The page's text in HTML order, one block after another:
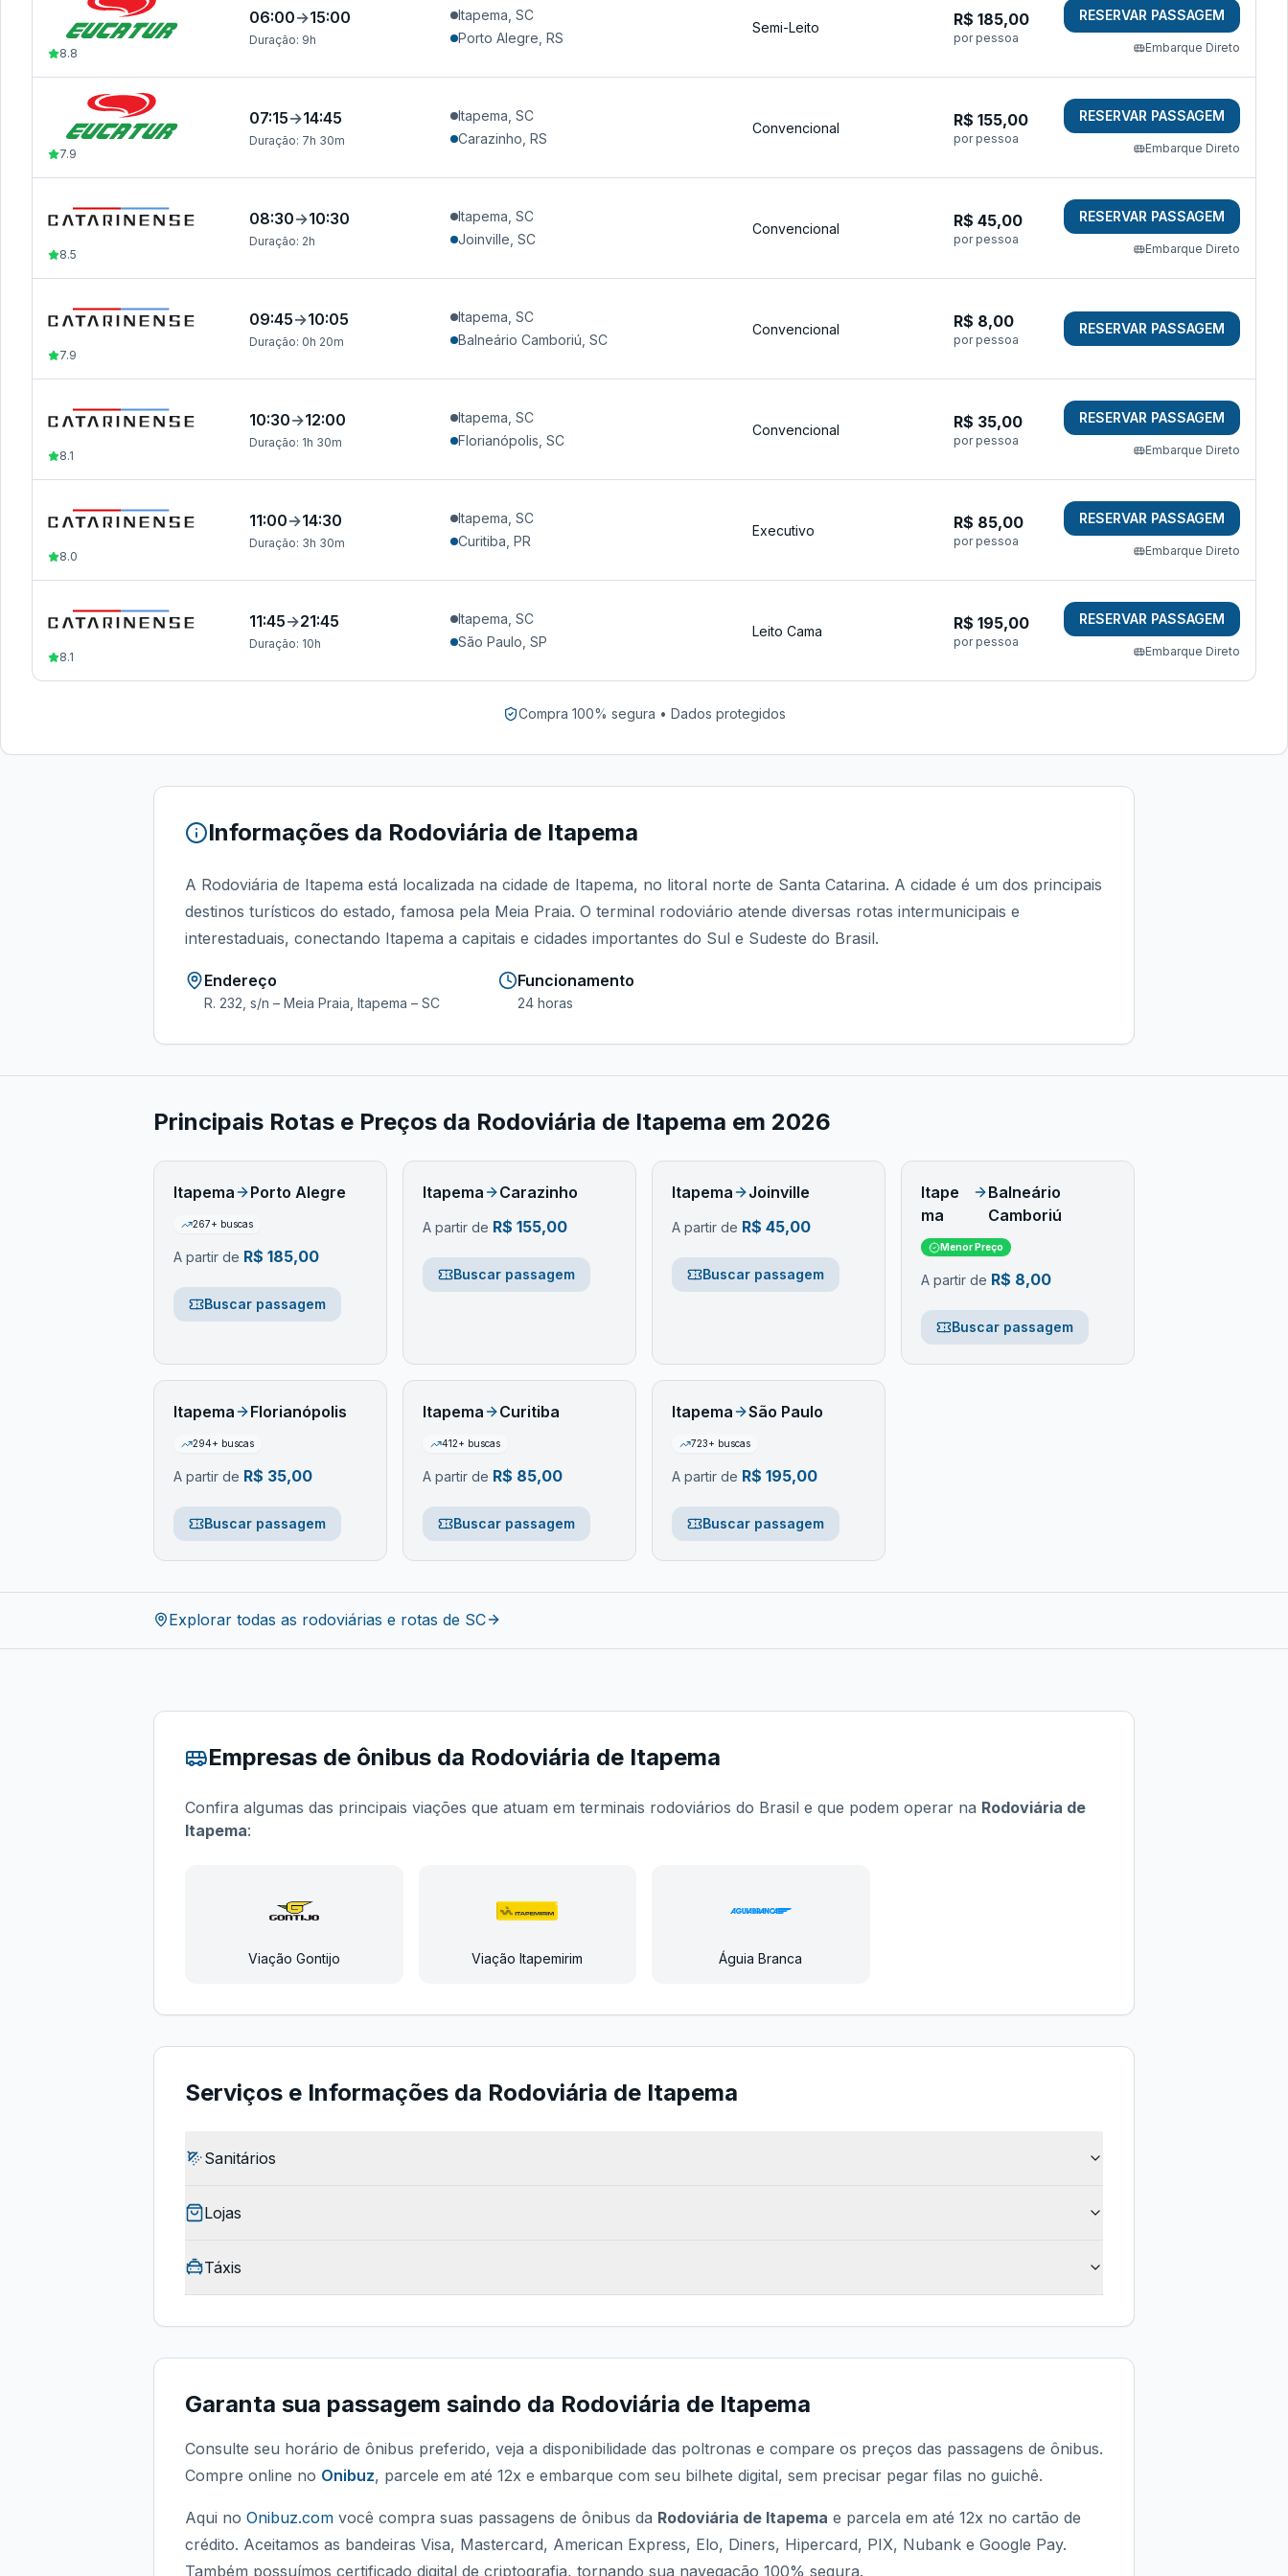
8.8
06:00→15:00
Duração: 9h
Itapema, SC
Porto Alegre, RS
Semi-Leito R$ 185,00
por pessoa
RESERVAR PASSAGEM
Embarque Direto
7.9
07:15→14:45
Duração: 7h 30m
Itapema, SC
Carazinho, RS
Convencional R$ 155,00
por pessoa
RESERVAR PASSAGEM
Embarque Direto
8.5
08:30→10:30
Duração: 2h
Itapema, SC
Joinville, SC
Convencional R$ 45,00
por pessoa
RESERVAR PASSAGEM
Embarque Direto
7.9
09:45→10:05
Duração: 0h 20m
Itapema, SC
Balneário Camboriú, SC
Convencional R$ 8,00
por pessoa
RESERVAR PASSAGEM
8.1
10:30→12:00
Duração: 1h 30m
Itapema, SC
Florianópolis, SC
Convencional R$ 35,00
por pessoa
RESERVAR PASSAGEM
Embarque Direto
8.0
11:00→14:30
Duração: 3h 30m
Itapema, SC
Curitiba, PR
Executivo R$ 85,00
por pessoa
RESERVAR PASSAGEM
Embarque Direto
8.1
11:45→21:45
Duração: 10h
Itapema, SC
São Paulo, SP
Leito Cama R$ 195,00
por pessoa
RESERVAR PASSAGEM
Embarque Direto
Compra 100% segura • Dados protegidos
Informações da Rodoviária de Itapema
A Rodoviária de Itapema está localizada na cidade de Itapema, no litoral norte de Santa Catarina. A cidade é um dos principais
destinos turísticos do estado, famosa pela Meia Praia. O terminal rodoviário atende diversas rotas intermunicipais e
interestaduais, conectando Itapema a capitais e cidades importantes do Sul e Sudeste do Brasil.
Endereço
R. 232, s/n – Meia Praia, Itapema – SC
Funcionamento
24 horas
Principais Rotas e Preços da Rodoviária de Itapema em 2026
Itapema Porto Alegre
267+ buscas
A partir de R$ 185,00
Buscar passagem
Itapema Carazinho
A partir de R$ 155,00
Buscar passagem
Itapema Joinville
A partir de R$ 45,00
Buscar passagem
Itape
ma
Balneário
Camboriú
Menor Preço
A partir de R$ 8,00
Buscar passagem
Itapema Florianópolis
294+ buscas
A partir de R$ 35,00
Buscar passagem
Itapema Curitiba
412+ buscas
A partir de R$ 85,00
Buscar passagem
Itapema São Paulo
723+ buscas
A partir de R$ 195,00
Buscar passagem
Explorar todas as rodoviárias e rotas de SC
Empresas de ônibus da Rodoviária de Itapema
Confira algumas das principais viações que atuam em terminais rodoviários do Brasil e que podem operar na Rodoviária de
Itapema:
Viação Gontijo Viação Itapemirim Águia Branca
Serviços e Informações da Rodoviária de Itapema
Sanitários
Lojas
Táxis
Garanta sua passagem saindo da Rodoviária de Itapema
Consulte seu horário de ônibus preferido, veja a disponibilidade das poltronas e compare os preços das passagens de ônibus.
Compre online no Onibuz, parcele em até 12x e embarque com seu bilhete digital, sem precisar pegar filas no guichê.
Aqui no Onibuz.com você compra suas passagens de ônibus da Rodoviária de Itapema e parcela em até 12x no cartão de
crédito. Aceitamos as bandeiras Visa, Mastercard, American Express, Elo, Diners, Hipercard, PIX, Nubank e Google Pay.
Também possuímos certificado digital de criptografia, tornando sua navegação 100% segura.